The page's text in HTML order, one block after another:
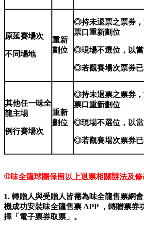
原延賽場次
不同場地
重新
劃位
◎持未退票之票券
票口重新劃位
◎現場不選位，以當
◎若觀賽場次票券
其他任一味全
龍主場
例行賽場次
重新
劃位
◎持未退票之票券
票口重新劃位
◎現場不選位，以當
◎若觀賽場次票券
⚾味全龍球團保留以上退票相關辦法及
1. 轉贈人與受贈人皆需為味全龍售票網
機成功安裝味全龍售票 APP ，轉贈票券
擇「電子票券取票」。